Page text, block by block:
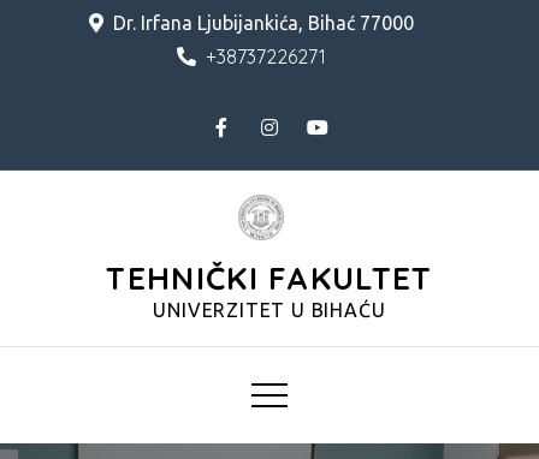
Dr. Irfana Ljubijankića, Bihać 77000
+38737226271
TEHNIČKI FAKULTET
UNIVERZITET U BIHAĆU